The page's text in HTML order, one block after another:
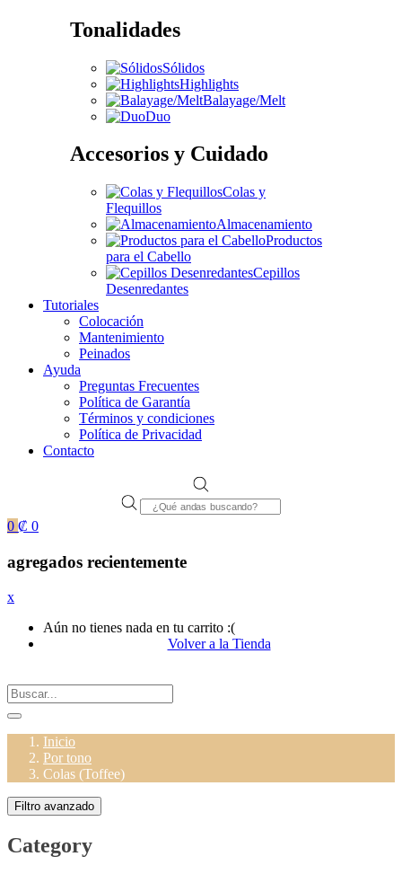
Tonalidades
Sólidos
Highlights
Balayage/Melt
Duo
Accesorios y Cuidado
Colas y
Flequillos
Almacenamiento
Productos
para el Cabello
Cepillos
Desenredantes
Tutoriales
Colocación
Mantenimiento
Peinados
Ayuda
Preguntas Frecuentes
Política de Garantía
Términos y condiciones
Política de Privacidad
Contacto
Products
search
0 ₡ 0
agregados recientemente
x
Aún no tienes nada en tu carrito :(
Volver a la Tienda
Inicio
Por tono
Colas (Toffee)
Filtro avanzado
Category